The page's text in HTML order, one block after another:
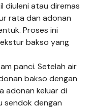
diuleni atau diremas
rata dan adonan
Proses ini
bakso yang
panci. Setelah air
bakso dengan
adonan keluar di
sendok dengan